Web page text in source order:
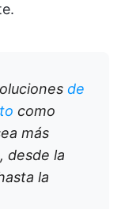
de
como
más
desde la
la